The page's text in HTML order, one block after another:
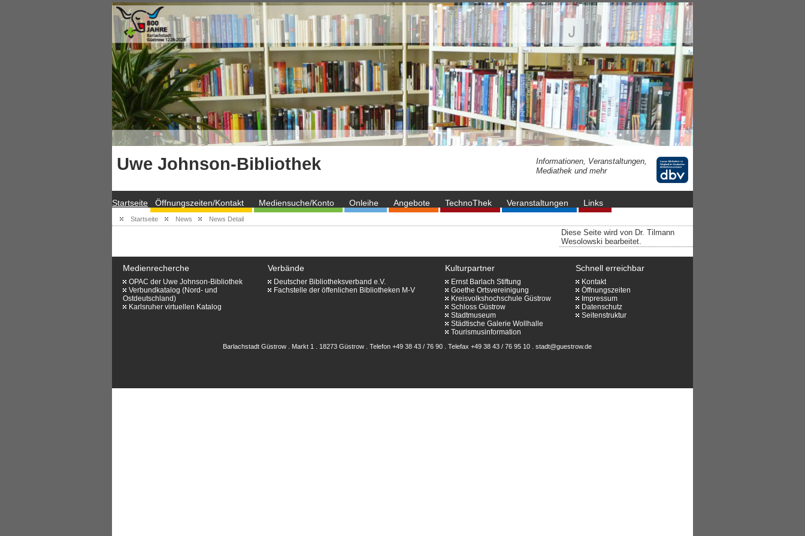
Uwe Johnson-Bibliothek
Informationen, Veranstaltungen,
Mediathek und mehr
Startseite Öffnungszeiten/Kontakt Mediensuche/Konto Onleihe Angebote TechnoThek Veranstaltungen Links
Startseite News News Detail
Diese Seite wird von Dr. Tilmann
Wesolowski bearbeitet.
Medienrecherche
OPAC der Uwe Johnson-Bibliothek
Verbundkatalog (Nord- und
Ostdeutschland)
Karlsruher virtuellen Katalog
Verbände
Deutscher Bibliotheksverband e.V.
Fachstelle der öffenlichen Bibliotheken M-V
Kulturpartner
Ernst Barlach Stiftung
Goethe Ortsvereinigung
Kreisvolkshochschule Güstrow
Schloss Güstrow
Stadtmuseum
Städtische Galerie Wollhalle
Tourismusinformation
Schnell erreichbar
Kontakt
Öffnungszeiten
Impressum
Datenschutz
Seitenstruktur
Barlachstadt Güstrow . Markt 1 . 18273 Güstrow . Telefon +49 38 43 / 76 90 . Telefax +49 38 43 / 76 95 10 . stadt@guestrow.de